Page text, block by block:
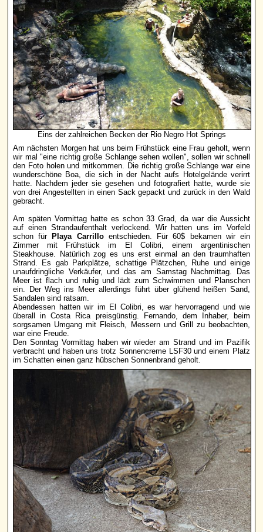
Eins der zahlreichen Becken der Rio Negro Hot Springs
Am nächsten Morgen hat uns beim Frühstück eine Frau geholt, wenn
wir mal "eine richtig große Schlange sehen wollen", sollen wir schnell
den Foto holen und mitkommen. Die richtig große Schlange war eine
wunderschöne Boa, die sich in der Nacht aufs Hotelgelände verirrt
hatte. Nachdem jeder sie gesehen und fotografiert hatte, wurde sie
von drei Angestellten in einen Sack gepackt und zurück in den Wald
gebracht.
Am späten Vormittag hatte es schon 33 Grad, da war die Aussicht
auf einen Strandaufenthalt verlockend. Wir hatten uns im Vorfeld
schon für Playa Carrilloentschieden. Für 60$ bekamen wir ein
Zimmer mit Frühstück im El Colibri, einem argentinischen
Steakhouse. Natürlich zog es uns erst einmal an den traumhaften
Strand. Es gab Parkplätze, schattige Plätzchen, Ruhe und einige
unaufdringliche Verkäufer, und das am Samstag Nachmittag. Das
Meer ist flach und ruhig und lädt zum Schwimmen und Planschen
ein. Der Weg ins Meer allerdings führt über glühend heißen Sand,
Sandalen sind ratsam.
Abendessen hatten wir im El Colibri, es war hervorragend und wie
überall in Costa Rica preisgünstig. Fernando, dem Inhaber, beim
sorgsamen Umgang mit Fleisch, Messern und Grill zu beobachten,
war eine Freude.
Den Sonntag Vormittag haben wir wieder am Strand und im Pazifik
verbracht und haben uns trotz Sonnencreme LSF30 und einem Platz
im Schatten einen ganz hübschen Sonnenbrand geholt.